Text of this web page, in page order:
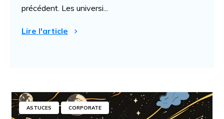
précédent. Les universi...
Lire l'article
ASTUCES CORPORATE